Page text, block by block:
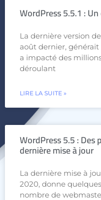
WordPress 5.5.1 :
La dernière version de
août dernier,
a impacté des
déroulant
LIRE LA SUITE »
WordPress 5.5 : Des
dernière mise à jour
La dernière mise à
2020, donne
nombre de